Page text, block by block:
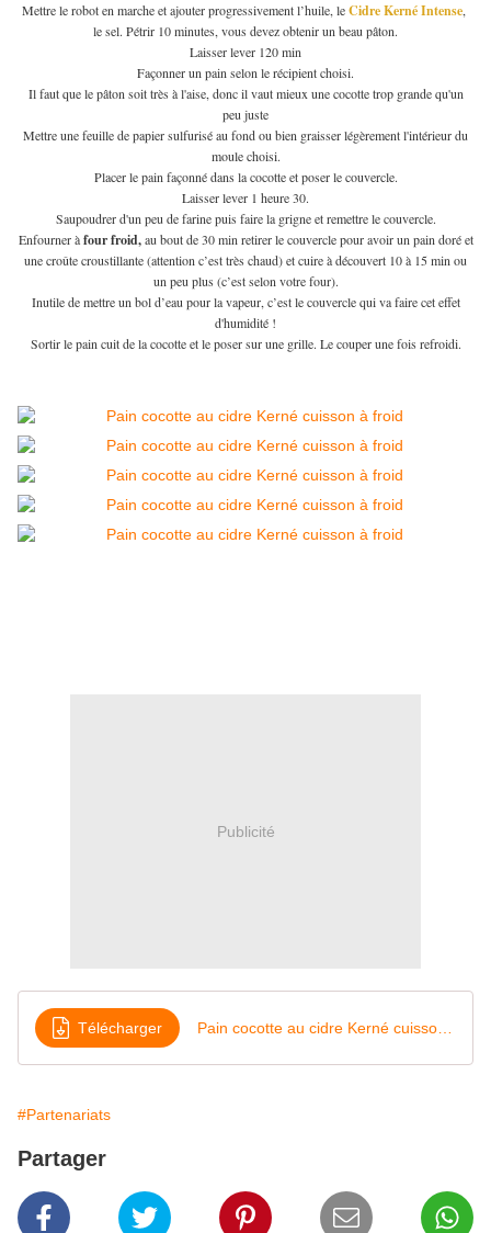
Mettre le robot en marche et ajouter progressivement l’huile, leCidre Kerné Intense,
le sel. Pétrir 10 minutes, vous devez obtenir un beau pâton.
Laisser lever 120 min
Façonner un pain selon le récipient choisi.
Il faut que le pâton soit très à l'aise, donc il vaut mieux une cocotte trop grande qu'un
peu juste
Mettre une feuille de papier sulfurisé au fond ou bien graisser légèrement l'intérieur du
moule choisi.
Placer le pain façonné dans la cocotte et poser le couvercle.
Laisser lever 1 heure 30.
Saupoudrer d'un peu de farine puis faire la grigne et remettre le couvercle.
Enfourner àfour froid,au bout de 30 min retirer le couvercle pour avoir un pain doré et
une croûte croustillante (attention c’est très chaud) et cuire à découvert 10 à 15 min ou
un peu plus (c’est selon votre four).
Inutile de mettre un bol d’eau pour la vapeur, c’est le couvercle qui va faire cet effet
d'humidité !
Sortir le pain cuit de la cocotte et le poser sur une grille. Le couper une fois refroidi.
Publicité
Télécharger
#Partenariats
Partager